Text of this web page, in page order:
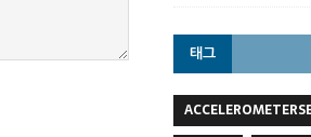
태그